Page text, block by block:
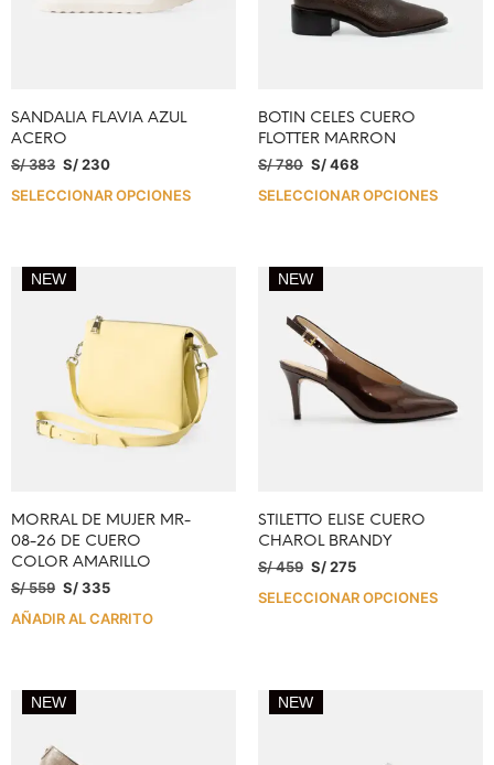
SANDALIA FLAVIA AZUL
ACERO
S/383 S/230
SELECCIONAR OPCIONES
BOTIN CELES CUERO
FLOTTER MARRON
S/780 S/468
SELECCIONAR OPCIONES
NEW
MORRAL DE MUJER MR-
08-26 DE CUERO
COLOR AMARILLO
S/559 S/335
AÑADIR AL CARRITO
NEW
STILETTO ELISE CUERO
CHAROL BRANDY
S/459 S/275
SELECCIONAR OPCIONES
NEW NEW